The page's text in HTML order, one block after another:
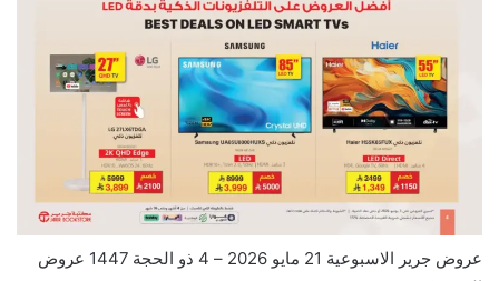
عروض جرير الاسبوعية 21 مايو 2026 – 4 ذو الحجة 1447 عروض